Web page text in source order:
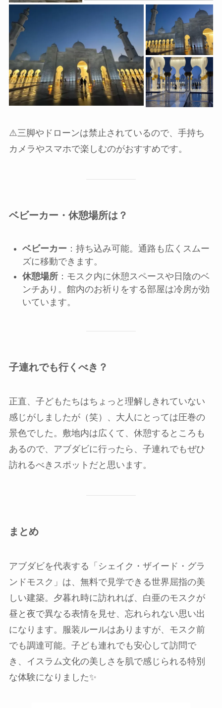
⚠️三脚やドローンは禁止されているので、手持ち
カメラやスマホで楽しむのがおすすめです。
ベビーカー・休憩場所は？
ベビーカー ：持ち込み可能。通路も広くスムー
ズに移動できます。
休憩場所：モスク内に休憩スペースや日陰のベ
ンチあり。館内のお祈りをする部屋は冷房が効
いています。
子連れでも行くべき？
正直、子どもたちはちょっと理解しきれていない
感じがしましたが（笑）、大人にとっては圧巻の
景色でした。敷地内は広くて、休憩するところも
あるので、アブダビに行ったら、子連れでもぜひ
訪れるべきスポットだと思います。
まとめ
アブダビを代表する「シェイク・ザイード・グラ
ンドモスク」は、無料で見学できる世界屈指の美
しい建築。夕暮れ時に訪れれば、白亜のモスクが
昼と夜で異なる表情を見せ、忘れられない思い出
になります。服装ルールはありますが、モスク前
でも調達可能。子ども連れでも安心して訪問で
き、イスラム文化の美しさを肌で感じられる特別
な体験になりました✨